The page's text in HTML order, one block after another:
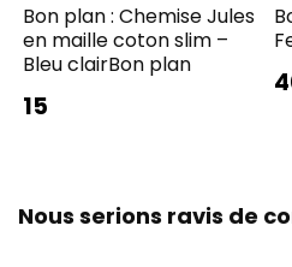
Bon plan : Chemise Jules
en maille coton slim –
Bleu clairBon plan
15
Nous serions ravis de